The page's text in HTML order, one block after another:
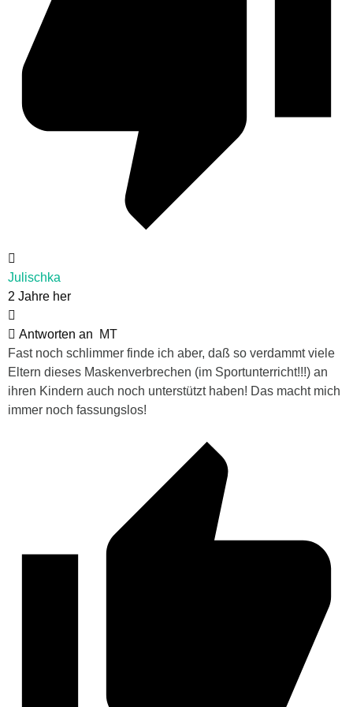
Julischka
2 Jahre her
Antworten an
MT
Fast noch schlimmer finde ich aber, daß so verdammt viele
Eltern dieses Maskenverbrechen (im Sportunterricht!!!) an
ihren Kindern auch noch unterstützt haben! Das macht mich
immer noch fassungslos!